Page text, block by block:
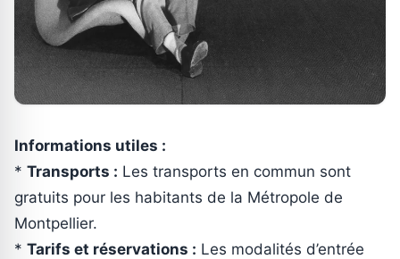
Informations utiles :
* Transports : Les transports en commun sont
gratuits pour les habitants de la Métropole de
Montpellier.
* Tarifs et réservations : Les modalités d’entrée